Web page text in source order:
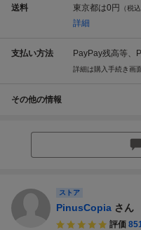
送料 東京都は0円 （税
詳細
支払い方法 PayPay残高等、
詳細は購入手続き画
その他の情報
ストア
PinusCopia さん
評価